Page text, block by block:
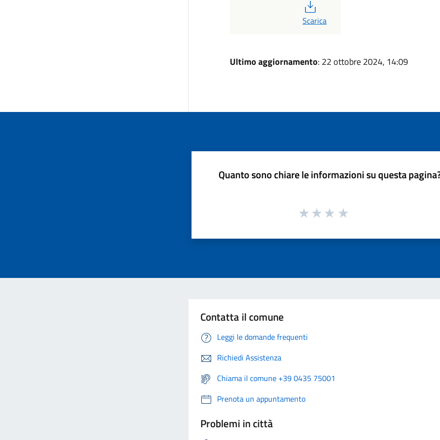
PDF
Scarica
Ultimo aggiornamento: 22 ottobre 2024, 14:09
Quanto sono chiare le informazioni su questa
Contatta il comune
Leggi le domande frequenti
Richiedi Assistenza
Chiama il comune +39 0435 75001
Prenota un appuntamento
Problemi in città